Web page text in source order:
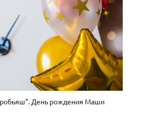
День рождения Маши